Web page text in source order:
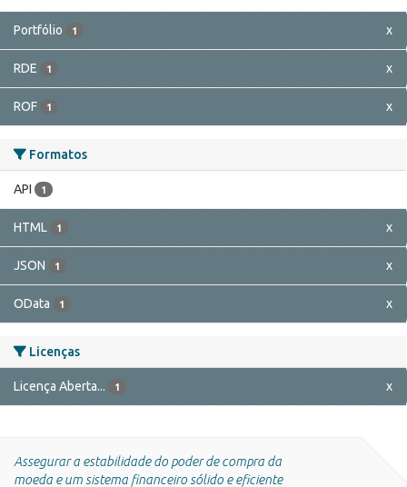
Portfólio 1 x
RDE 1 x
ROF 1 x
Formatos
API 1
HTML 1 x
JSON 1 x
OData 1 x
Licenças
Licença Aberta... 1 x
Assegurar a estabilidade do poder de compra da
moeda e um sistema financeiro sólido e eficiente